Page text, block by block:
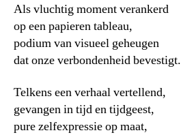
Als vluchtig moment verankerd
op een papieren tableau,
podium van visueel geheugen
dat onze verbondenheid bevestigt.
Telkens een verhaal vertellend,
gevangen in tijd en tijdgeest,
pure zelfexpressie op maat,